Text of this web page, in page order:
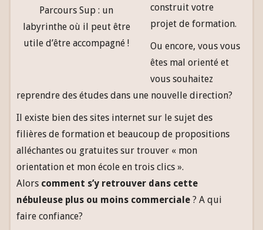
Parcours Sup : un
labyrinthe où il peut être
utile d’être accompagné !
construit votre
projet de formation.
Ou encore, vous vous
êtes mal orienté et
vous souhaitez
reprendre des études dans une nouvelle direction?
Il existe bien des sites internet sur le sujet des
filières de formation et beaucoup de propositions
alléchantes ou gratuites sur trouver « mon
orientation et mon école en trois clics ».
Alors comment s’y retrouver dans cette
nébuleuse plus ou moins commerciale ? A qui
faire confiance?